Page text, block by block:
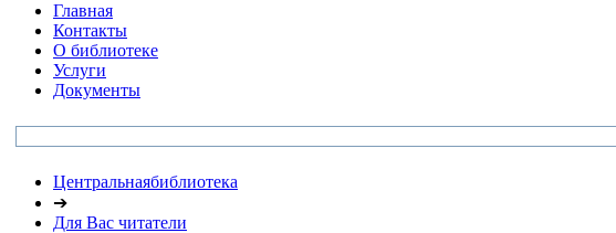
Главная
Контакты
О библиотеке
Услуги
Документы
Центральнаябиблиотека
➔
Для Вас читатели